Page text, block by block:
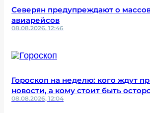
Северян предупреждают о
авиарейсов
08.08.2026, 12:46
Гороскоп на неделю: кого ждут
новости, а кому стоит быть
08.08.2026, 12:04